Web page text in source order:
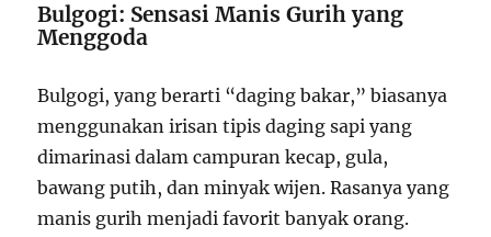
Bulgogi: Sensasi Manis Gurih yang
Menggoda
Bulgogi, yang berarti “daging bakar,” biasanya
menggunakan irisan tipis daging sapi yang
dimarinasi dalam campuran kecap, gula,
bawang putih, dan minyak wijen. Rasanya yang
manis gurih menjadi favorit banyak orang.